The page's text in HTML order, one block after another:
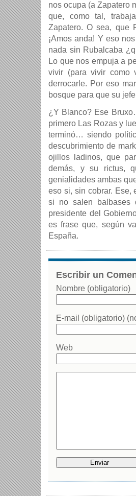
nos ocupa (a Zapatero
que, como tal,
Zapatero. O sea, que
¡Amos anda! Y eso
nada sin Rubalcaba
Lo que nos empuja a
vivir (para vivir como
derrocarle. Por eso
bosque para que su
¿Y Blanco? Ese
primero Las Rozas y
terminó… siendo
descubrimiento de
ojillos ladinos, que
demás, y su rictus,
genialidades ambas
eso si, sin cobrar. Ese,
si no salen balbases
presidente del
es frase que, según
España.
Escribir un
Nombre (obligatorio)
E-mail (obligatorio)
Web